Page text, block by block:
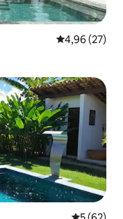
Средна
4,96 (27)